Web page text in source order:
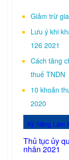
Giảm trừ
Lưu ý khi
126 2021
Cách tăng
thuế TNDN
10 khoản
2020
Kỹ Năng Làm
Thủ tục ủy
nhân 2021